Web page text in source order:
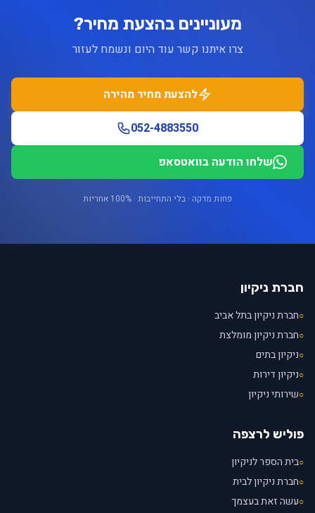
מעוניינים בהצעת מחיר?
צרו איתנו קשר עוד היום ונשמח לעזור
להצעת מחיר מהירה
052-4883550
שלחו הודעה בוואטסאפ
פחות מדקה · בלי התחייבות · 100% אחריות
חברת ניקיון
○חברת ניקיון בתל אביב
○חברת ניקיון מומלצת
○ניקיון בתים
○ניקיון דירות
○שירותי ניקיון
פוליש לרצפה
○בית הספר לניקיון
○חברת ניקיון לבית
○עשה זאת בעצמך